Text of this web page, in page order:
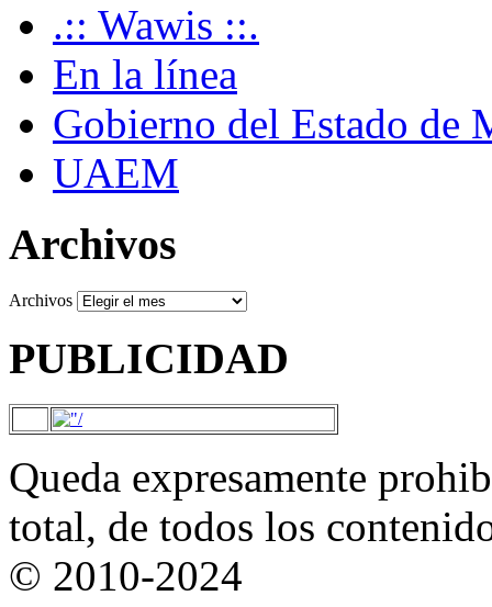
.:: Wawis ::.
En la línea
Gobierno del Estado de
UAEM
Archivos
Archivos
PUBLICIDAD
Queda expresamente
total, de todos los
© 2010-2024